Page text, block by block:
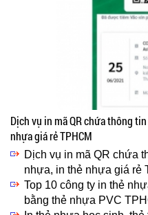
Dịch vụ in mã QR chứa thông
nhựa giá rẻ TPHCM
Dịch vụ in mã QR chứa
nhựa, in thẻ nhựa giá rẻ
Top 10 công ty in thẻ
bằng thẻ nhựa PVC